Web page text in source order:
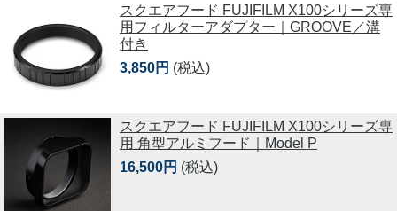
スクエアフード FUJIFILM X100シリーズ専
用フィルターアダプター｜GROOVE／溝
付き
3,850円 (税込)
スクエアフード FUJIFILM X100シリーズ専
用 角型アルミフード｜Model P
16,500円 (税込)